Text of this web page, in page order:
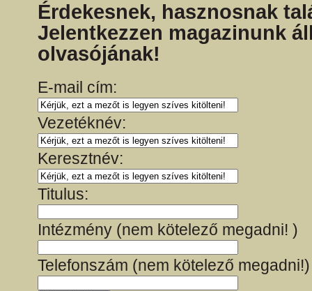
Érdekesnek, hasznosnak
Jelentkezzen magazinunk
olvasójának!
E-mail cím:
Vezetéknév:
Keresztnév:
Titulus:
Intézmény (nem kötelező megadni! )
Telefonszám (nem kötelező megadni!)